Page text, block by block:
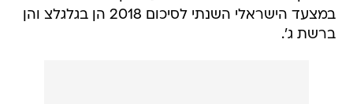
במצעד הישראלי השנתי לסיכום 2018 הן בגלגלצ והן
ברשת ג'.